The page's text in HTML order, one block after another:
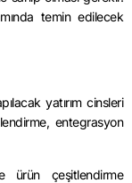
temin edilecek
yatırım cinsleri
entegrasyon
ürün çeşitlendirme